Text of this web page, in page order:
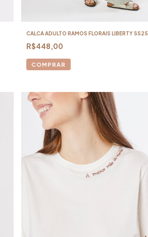
CALCA ADULTO RAMOS FLORAIS LIBERTY SS25
R$448,00
COMPRAR